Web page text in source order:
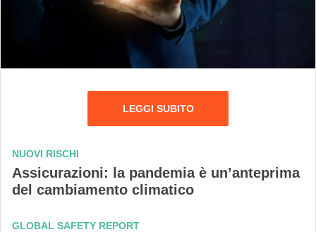
LEGGI SUBITO
NUOVI RISCHI
Assicurazioni: la pandemia è un’anteprima
del cambiamento climatico
GLOBAL SAFETY REPORT